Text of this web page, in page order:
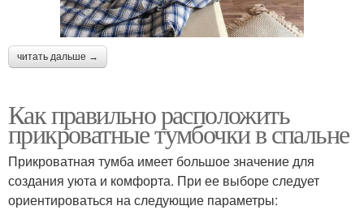
читать дальше →
Как правильно расположить
прикроватные тумбочки в спальне
Прикроватная тумба имеет большое значение для
создания уюта и комфорта. При ее выборе следует
ориентироваться на следующие параметры: